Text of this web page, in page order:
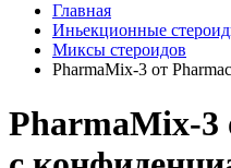
Главная
Иньекционные
Миксы стероидов
PharmaMix-3 от
PharmaMix-3